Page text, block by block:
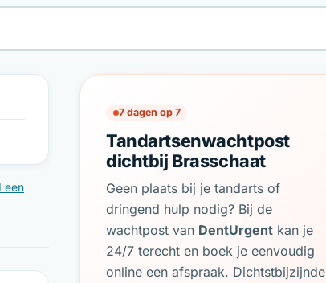
7 dagen op 7
Tandartsenwachtpost
dichtbij Brasschaat
Geen plaats bij je tandarts of
dringend hulp nodig? Bij de
wachtpost van DentUrgent kan je
24/7 terecht en boek je eenvoudig
online een afspraak. Dichtstbijzijnde
een